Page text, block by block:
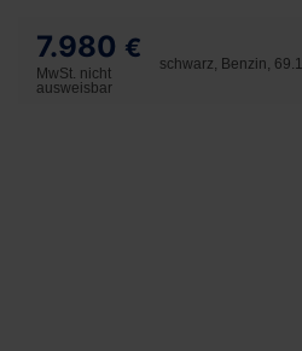
7.980 €
MwSt. nicht
ausweisbar
schwarz, Benzin,